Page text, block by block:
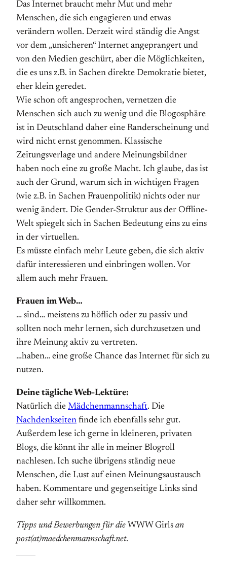
Das Internet braucht mehr Mut und mehr
Menschen, die sich engagieren und etwas
verändern wollen. Derzeit wird ständig die Angst
vor dem „unsicheren“ Internet angeprangert und
von den Medien geschürt, aber die Möglichkeiten,
die es uns z.B. in Sachen direkte Demokratie bietet,
eher klein geredet.
Wie schon oft angesprochen, vernetzen die
Menschen sich auch zu wenig und die Blogosphäre
ist in Deutschland daher eine Randerscheinung und
wird nicht ernst genommen. Klassische
Zeitungsverlage und andere Meinungsbildner
haben noch eine zu große Macht. Ich glaube, das ist
auch der Grund, warum sich in wichtigen Fragen
(wie z.B. in Sachen Frauenpolitik) nichts oder nur
wenig ändert. Die Gender-Struktur aus der Offline-
Welt spiegelt sich in Sachen Bedeutung eins zu eins
in der virtuellen.
Es müsste einfach mehr Leute geben, die sich aktiv
dafür interessieren und einbringen wollen. Vor
allem auch mehr Frauen.
Frauen im Web…
… sind… meistens zu höflich oder zu passiv und
sollten noch mehr lernen, sich durchzusetzen und
ihre Meinung aktiv zu vertreten.
…haben… eine große Chance das Internet für sich zu
nutzen.
Deine tägliche Web-Lektüre:
Natürlich die Mädchenmannschaft. Die
Nachdenkseiten finde ich ebenfalls sehr gut.
Außerdem lese ich gerne in kleineren, privaten
Blogs, die könnt ihr alle in meiner Blogroll
nachlesen. Ich suche übrigens ständig neue
Menschen, die Lust auf einen Meinungsaustausch
haben. Kommentare und gegenseitige Links sind
daher sehr willkommen.
Tipps und Bewerbungen für die WWW Girls an
post(at)maedchenmannschaft.net.